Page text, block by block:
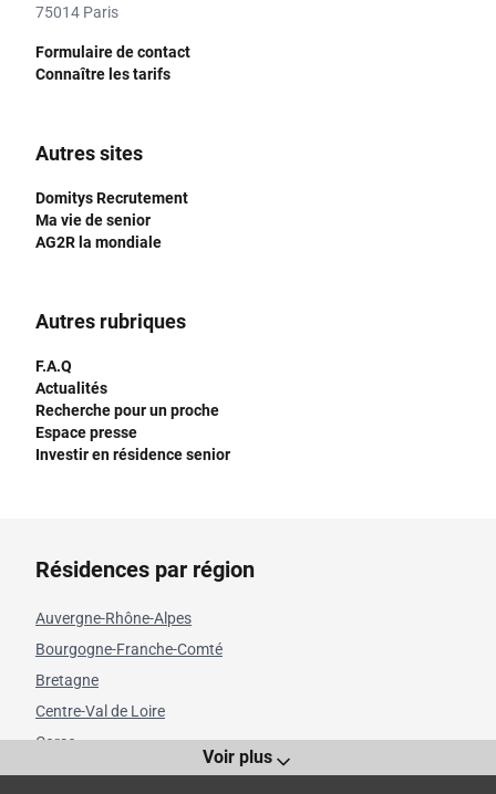
75014 Paris
Formulaire de contact
Connaître les tarifs
Autres sites
Domitys Recrutement
Ma vie de senior
AG2R la mondiale
Autres rubriques
F.A.Q
Actualités
Recherche pour un proche
Espace presse
Investir en résidence senior
Résidences par région
Auvergne-Rhône-Alpes
Bourgogne-Franche-Comté
Bretagne
Centre-Val de Loire
Corse
Grand Est
Voir plus